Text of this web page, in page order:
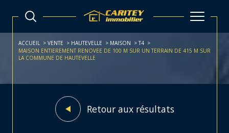
ACCUEIL VENTE HAUTEVELLE MAISON
T4
MAISON ENTIEREMENT RENOVEE DE 100 M SUR UN TERRAIN DE 415 M SUR
LA COMMUNE DE HAUTEVELLE
Retour aux résultats